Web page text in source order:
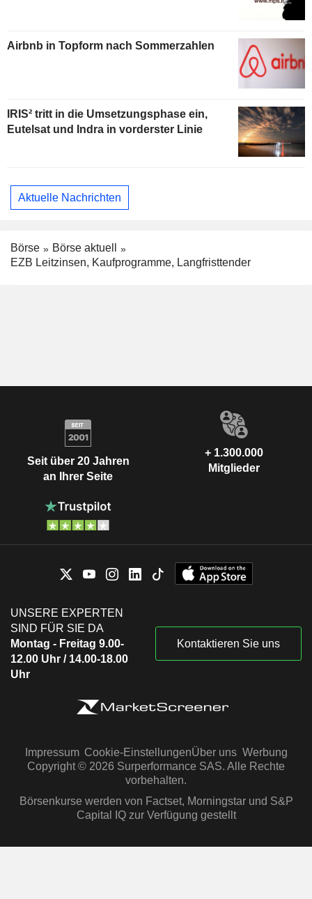
Airbnb in Topform nach Sommerzahlen
IRIS² tritt in die Umsetzungsphase ein,
Eutelsat und Indra in vorderster Linie
Aktuelle Nachrichten
Börse
Börse aktuell
EZB Leitzinsen, Kaufprogramme, Langfristtender
Seit über 20 Jahren
an Ihrer Seite
+ 1.300.000
Mitglieder
UNSERE EXPERTEN
SIND FÜR SIE DA
Montag - Freitag 9.00-
12.00 Uhr / 14.00-18.00
Uhr
Kontaktieren Sie uns
Impressum Cookie-EinstellungenÜber uns Werbung
Copyright © 2026 Surperformance SAS. Alle Rechte
vorbehalten.
Börsenkurse werden von Factset, Morningstar und S&P
Capital IQ zur Verfügung gestellt